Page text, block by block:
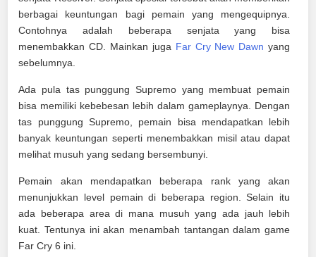
berbagai keuntungan bagi pemain yang mengequipnya.
Contohnya adalah beberapa senjata yang bisa
menembakkan CD. Mainkan juga Far Cry New Dawn yang
sebelumnya.
Ada pula tas punggung Supremo yang membuat pemain
bisa memiliki kebebesan lebih dalam gameplaynya. Dengan
tas punggung Supremo, pemain bisa mendapatkan lebih
banyak keuntungan seperti menembakkan misil atau dapat
melihat musuh yang sedang bersembunyi.
Pemain akan mendapatkan beberapa rank yang akan
menunjukkan level pemain di beberapa region. Selain itu
ada beberapa area di mana musuh yang ada jauh lebih
kuat. Tentunya ini akan menambah tantangan dalam game
Far Cry 6 ini.